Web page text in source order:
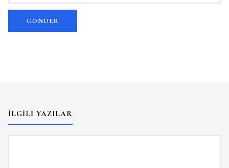
İLGILI YAZILAR